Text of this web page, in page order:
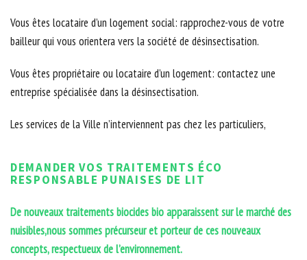
Vous êtes locataire d’un logement social: rapprochez-vous de votre
bailleur qui vous orientera vers la société de désinsectisation.
Vous êtes propriétaire ou locataire d’un logement: contactez une
entreprise spécialisée dans la désinsectisation.
Les services de la Ville n’interviennent pas chez les particuliers,
DEMANDER VOS TRAITEMENTS ÉCO
RESPONSABLE PUNAISES DE LIT
De nouveaux traitements biocides bio apparaissent sur le marché des
nuisibles,nous sommes précurseur et porteur de ces nouveaux
concepts, respectueux de l’environnement.